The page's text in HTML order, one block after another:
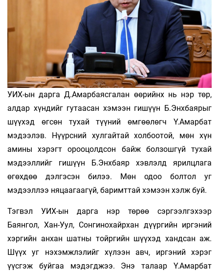
УИХ-ын дарга Д.Амарбаясгалан өөрийнх нь нэр төр,
алдар хүндийг гутаасан хэмээн гишүүн Б.Энхбаярыг
шүүхэд өгсөн тухай түүний өмгөөлөгч Ү.Амарбат
мэдээлэв. Нүүрсний хулгайтай холбоотой, мөн хүн
амины хэрэгт орооцолдсон байж болзошгүй тухай
мэдээллийг гишүүн Б.Энхбаяр хэвлэлд ярилцлага
өгөхдөө дэлгэсэн билээ. Мөн одоо болтол уг
мэдээллээ няцаагаагүй, баримттай хэмээн хэлж буй.
Тэгвэл УИХ-ын дарга нэр төрөө сэргээлгэхээр
Баянгол, Хан-Уул, Сонгинохайрхан дүүргийн иргэний
хэргийн анхан шатны тойргийн шүүхэд хандсан аж.
Шүүх уг нэхэмжлэлийг хүлээн авч, иргэний хэрэг
үүсгэж буйгаа мэдэгджээ. Энэ талаар Ү.Амарбат